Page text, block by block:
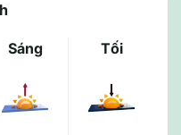
Sáng Tối